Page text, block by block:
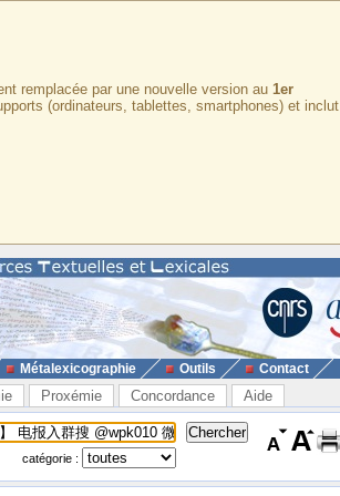
remplacée par une nouvelle version au 1er
(ordinateurs, tablettes, smartphones) et inclut
Métalexicographie Outils Contact
Proxémie Concordance Aide
catégorie :